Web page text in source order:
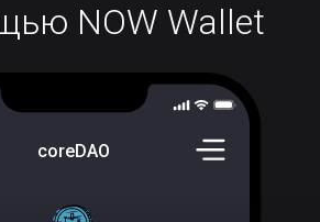
NOW Wallet
coreDAO